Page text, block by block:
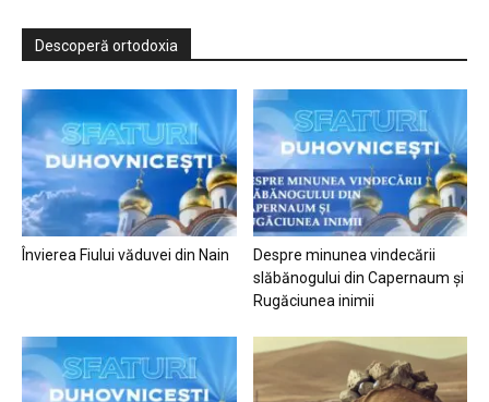
Descoperă ortodoxia
Învierea Fiului văduvei din Nain
Despre minunea vindecării
slăbănogului din Capernaum și
Rugăciunea inimii